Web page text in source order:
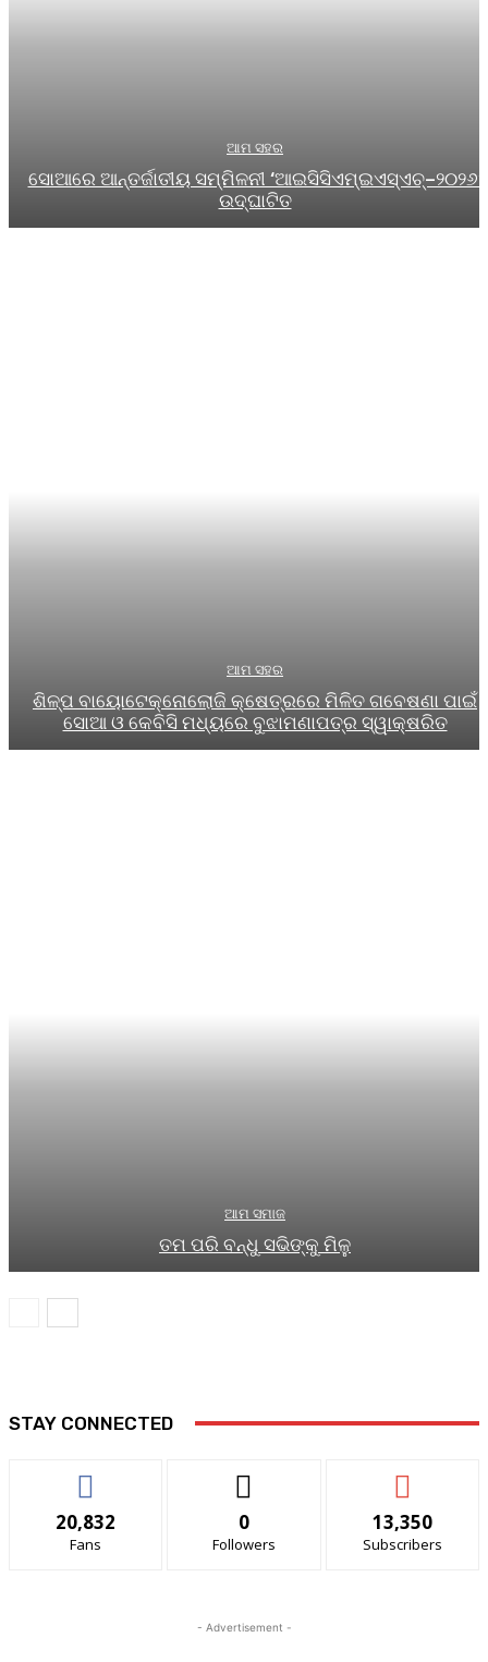
ଆମ ସହର
ସୋଆରେ ଆନ୍ତର୍ଜାତୀୟ ସମ୍ମିଳନୀ ‘ଆଇସିସିଏମ୍‌ଇଏସ୍‌ଏଚ୍‌–୨୦୨୬’
ଉଦ୍‌ଘାଟିତ
ଆମ ସହର
ଶିଳ୍ପ ବାୟୋଟେକ୍ନୋଲୋଜି କ୍ଷେତ୍ରରେ ମିଳିତ ଗବେଷଣା ପାଇଁ
ସୋଆ ଓ କେବିସି ମଧ୍ୟରେ ବୁଝାମଣାପତ୍ର ସ୍ୱାକ୍ଷରିତ
ଆମ ସମାଜ
ତମ ପରି ବନ୍ଧୁ ସଭିଙ୍କୁ ମିଳୁ
STAY CONNECTED
20,832
Fans
0
Followers
13,350
Subscribers
- Advertisement -